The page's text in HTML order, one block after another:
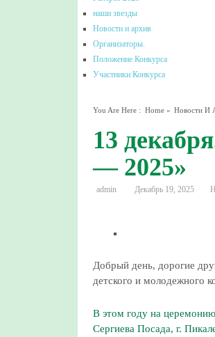
наши звезды
Новости и архив
Организаторы.
Положение Конкурса
Участники Конкурса
You Are Here : Home» Новости И
13
— 2025»
admin Декабрь 19, 2025
Добрый день, дорогие
детского и молодежного
В этом году на церемонию
Сергиева Посада, г.